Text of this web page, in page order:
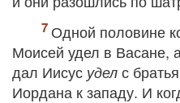
Одной половине
Моисей удел в Васане,
дал Иисус удел с
Иордана к западу. И